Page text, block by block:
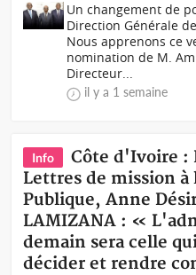
Un changement de
Direction Générale
Nous apprenons ce
nomination de M.
Directeur...
il y a 1 semaine
Info
Côte d'Ivoire :
Lettres de mission à
Publique, Anne
LAMIZANA : «
demain sera celle
décider et rendre